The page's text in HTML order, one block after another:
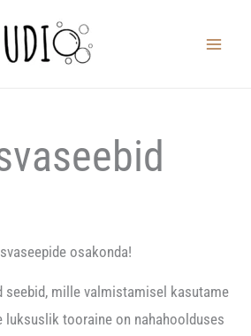
osakonda!
mille valmistamisel kasutame
luksuslik tooraine on nahahoolduses